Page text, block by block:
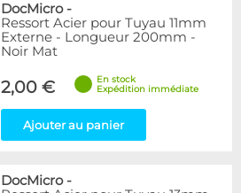
DocMicro-
Ressort Acier pour Tuyau 11mm
Externe - Longueur 200mm -
Noir Mat
2,00 €
En stock
Expédition immédiate
Ajouter au panier
DocMicro-